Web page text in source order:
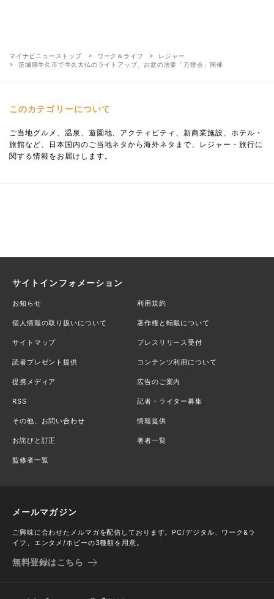
マイナビニューストップ ワーク＆ライフ
レジャー
茨城県牛久市で牛久大仏のライトアップ、お盆の法要「万燈会」開催
このカテゴリーについて
ご当地グルメ、温泉、遊園地、アクティビティ、新商業施設、ホテル・
旅館など、日本国内のご当地ネタから海外ネタまで、レジャー・旅行に
関する情報をお届けします。
サイトインフォメーション
お知らせ 利用規約
個人情報の取り扱いについて 著作権と転載について
サイトマップ プレスリリース受付
読者プレゼント提供 コンテンツ利用について
提携メディア 広告のご案内
RSS 記者・ライター募集
その他、お問い合わせ 情報提供
お詫びと訂正 著者一覧
監修者一覧
メールマガジン
ご興味に合わせたメルマガを配信しております。PC/デジタル、ワーク&ラ
イフ、エンタメ/ホビーの3種類を用意。
無料登録はこちら